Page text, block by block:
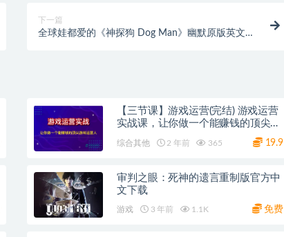
下一篇
全球娃都爱的《神探狗 Dog Man》幽默原版英文漫
【三节课】游戏运营(完结) 游戏运营
实战课，让你做一个能赚钱的顶尖游
综合其他 2 年前 365 19.9
审判之眼：死神的遗言重制版官方中
文下载
游戏 3 年前 1.1K 免费